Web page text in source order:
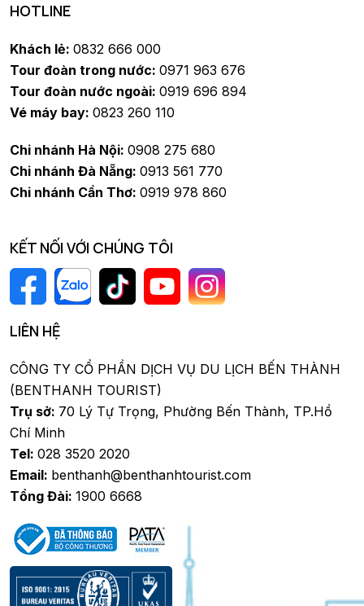
HOTLINE
Khách lẻ: 0832 666 000
Tour đoàn trong nước: 0971 963 676
Tour đoàn nước ngoài: 0919 696 894
Vé máy bay: 0823 260 110
Chi nhánh Hà Nội: 0908 275 680
Chi nhánh Đà Nẵng: 0913 561 770
Chi nhánh Cần Thơ: 0919 978 860
KẾT NỐI VỚI CHÚNG TÔI
LIÊN HỆ
CÔNG TY CỔ PHẦN DỊCH VỤ DU LỊCH BẾN THÀNH
(BENTHANH TOURIST)
Trụ sở: 70 Lý Tự Trọng, Phường Bến Thành, TP.Hồ
Chí Minh
Tel: 028 3520 2020
Email: benthanh@benthanhtourist.com
Tổng Đài: 1900 6668